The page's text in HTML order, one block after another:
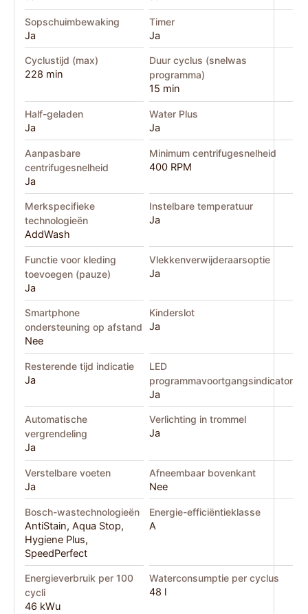
Sopschuimbewaking
Ja
Timer
Ja
Cyclustijd (max)
228 min
Duur cyclus (snelwas
programma)
15 min
Half-geladen
Ja
Water Plus
Ja
Aanpasbare
centrifugesnelheid
Ja
Minimum centrifugesnelheid
400 RPM
Merkspecifieke
technologieën
AddWash
Instelbare temperatuur
Ja
Functie voor kleding
toevoegen (pauze)
Ja
Vlekkenverwijderaarsoptie
Ja
Smartphone
ondersteuning op afstand
Nee
Kinderslot
Ja
Resterende tijd indicatie
Ja
LED
programmavoortgangsindicator
Ja
Automatische
vergrendeling
Ja
Verlichting in trommel
Ja
Verstelbare voeten
Ja
Afneembaar bovenkant
Nee
Bosch-wastechnologieën
AntiStain, Aqua Stop,
Hygiene Plus,
SpeedPerfect
Energie-efficiëntieklasse
A
Energieverbruik per 100
cycli
46 kWu
Waterconsumptie per cyclus
48 l